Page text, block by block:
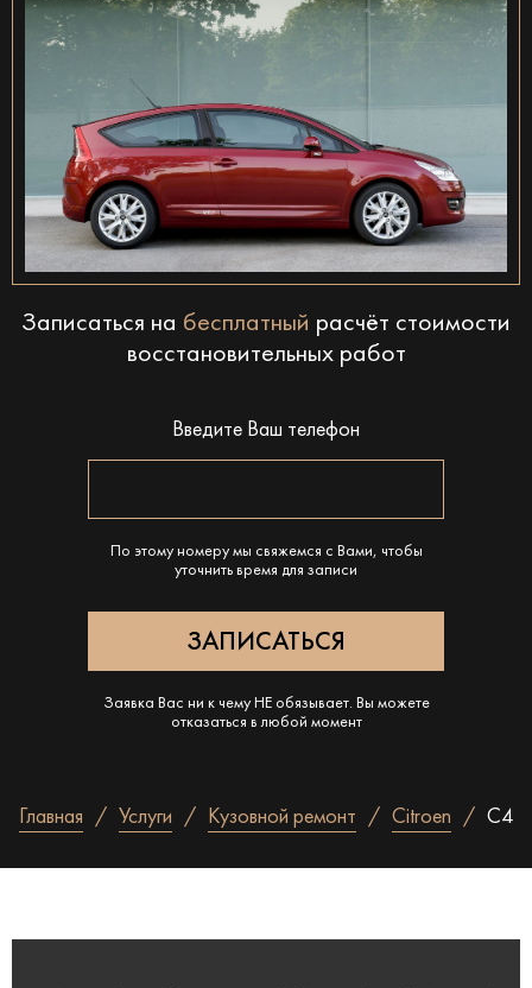
Записаться на бесплатный расчёт стоимости
восстановительных работ
Введите Ваш телефон
По этому номеру мы свяжемся с Вами, чтобы
уточнить время для записи
Заявка Вас ни к чему НЕ обязывает. Вы можете
отказаться в любой момент
Главная Услуги Кузовной ремонт Citroen C4